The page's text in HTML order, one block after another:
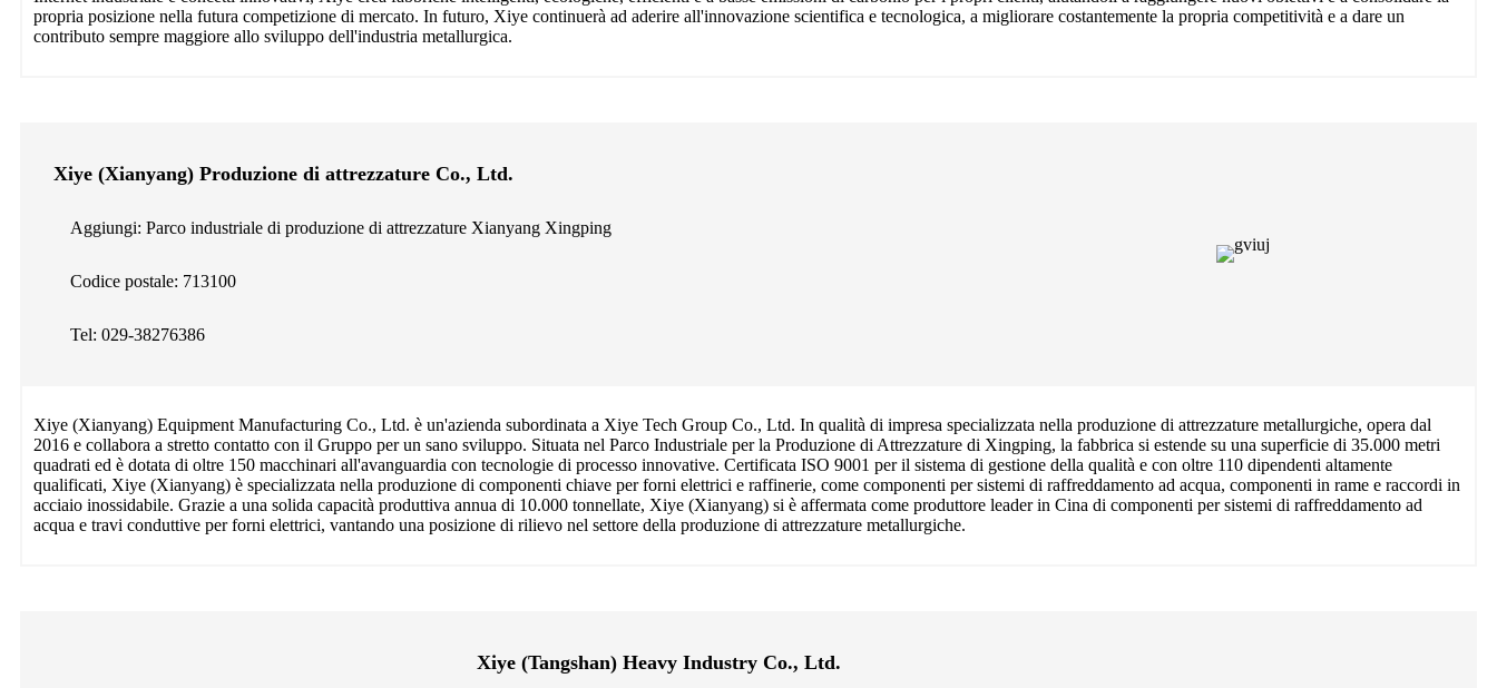
propria posizione nella futura competizione di mercato. In futuro, Xiye continuerà ad aderire all'innovazione scientifica e tecnologica, a migliorare costantemente la propria competitività e a dare un
contributo sempre maggiore allo sviluppo dell'industria metallurgica.
Xiye (Xianyang) Produzione di attrezzature Co., Ltd.
Aggiungi: Parco industriale di produzione di attrezzature Xianyang Xingping
Codice postale: 713100
Tel: 029-38276386
Xiye (Xianyang) Equipment Manufacturing Co., Ltd. è un'azienda subordinata a Xiye Tech Group Co., Ltd. In qualità di impresa specializzata nella produzione di attrezzature metallurgiche, opera dal
2016 e collabora a stretto contatto con il Gruppo per un sano sviluppo. Situata nel Parco Industriale per la Produzione di Attrezzature di Xingping, la fabbrica si estende su una superficie di 35.000 metri
quadrati ed è dotata di oltre 150 macchinari all'avanguardia con tecnologie di processo innovative. Certificata ISO 9001 per il sistema di gestione della qualità e con oltre 110 dipendenti altamente
qualificati, Xiye (Xianyang) è specializzata nella produzione di componenti chiave per forni elettrici e raffinerie, come componenti per sistemi di raffreddamento ad acqua, componenti in rame e raccordi in
acciaio inossidabile. Grazie a una solida capacità produttiva annua di 10.000 tonnellate, Xiye (Xianyang) si è affermata come produttore leader in Cina di componenti per sistemi di raffreddamento ad
acqua e travi conduttive per forni elettrici, vantando una posizione di rilievo nel settore della produzione di attrezzature metallurgiche.
Xiye (Tangshan) Heavy Industry Co., Ltd.